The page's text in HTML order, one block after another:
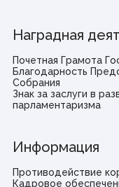
Наградная
Почетная Грамота
Благодарность
Собрания
Знак за заслуги в
парламентаризма
Информация
Противодействие
Кадровое